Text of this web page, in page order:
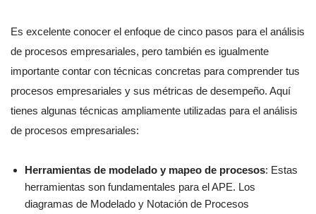
Es excelente conocer el enfoque de cinco pasos para el análisis
de procesos empresariales, pero también es igualmente
importante contar con técnicas concretas para comprender tus
procesos empresariales y sus métricas de desempeño. Aquí
tienes algunas técnicas ampliamente utilizadas para el análisis
de procesos empresariales:
Herramientas de modelado y mapeo de procesos: Estas
herramientas son fundamentales para el APE. Los
diagramas de Modelado y Notación de Procesos